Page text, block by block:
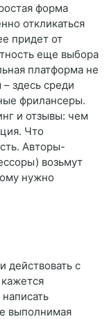
форма
откликаться
придет от
еще выбора
платформа не
здесь среди
фрилансеры.
и отзывы: чем
Что
Авторы-
возьмут
нужно
действовать с
выполнимая